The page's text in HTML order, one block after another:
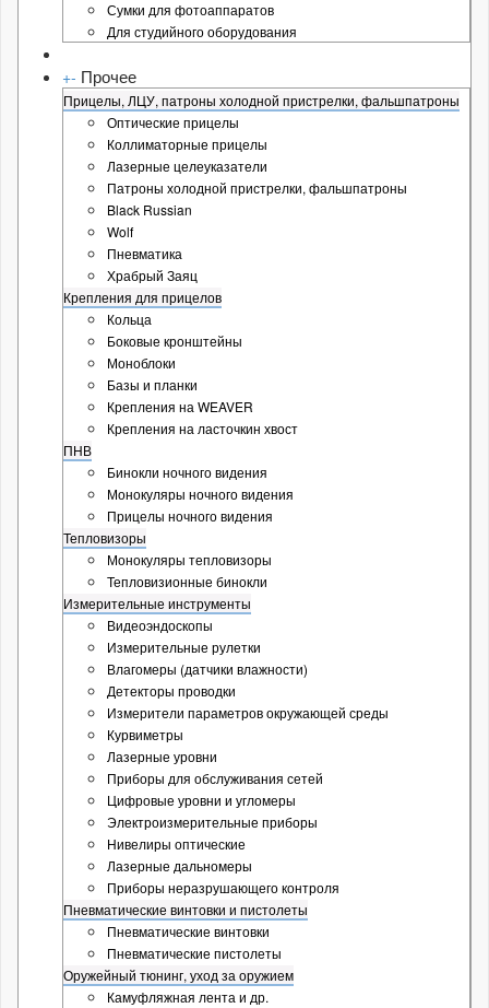
Сумки для фотоаппаратов
Для студийного оборудования
+- Прочее
Прицелы, ЛЦУ, патроны холодной пристрелки, фальшпатроны
Оптические прицелы
Коллиматорные прицелы
Лазерные целеуказатели
Патроны холодной пристрелки, фальшпатроны
Black Russian
Wolf
Пневматика
Храбрый Заяц
Крепления для прицелов
Кольца
Боковые кронштейны
Моноблоки
Базы и планки
Крепления на WEAVER
Крепления на ласточкин хвост
ПНВ
Бинокли ночного видения
Монокуляры ночного видения
Прицелы ночного видения
Тепловизоры
Монокуляры тепловизоры
Тепловизионные бинокли
Измерительные инструменты
Видеоэндоскопы
Измерительные рулетки
Влагомеры (датчики влажности)
Детекторы проводки
Измерители параметров окружающей среды
Курвиметры
Лазерные уровни
Приборы для обслуживания сетей
Цифровые уровни и угломеры
Электроизмерительные приборы
Нивелиры оптические
Лазерные дальномеры
Приборы неразрушающего контроля
Пневматические винтовки и пистолеты
Пневматические винтовки
Пневматические пистолеты
Оружейный тюнинг, уход за оружием
Камуфляжная лента и др.